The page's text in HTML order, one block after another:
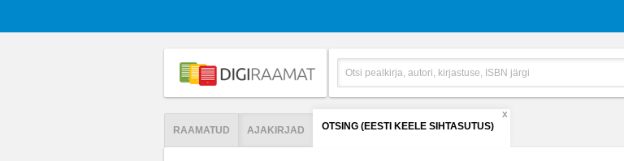
RAAMATUD AJAKIRJAD OTSING (EESTI KEELE SIHTASUTUS)
X